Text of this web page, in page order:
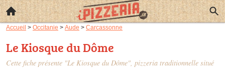
Accueil > Occitanie > Aude > Carcassonne
Le Kiosque du Dôme
Cette fiche présente "Le Kiosque du Dôme", pizzeria traditionnelle situé